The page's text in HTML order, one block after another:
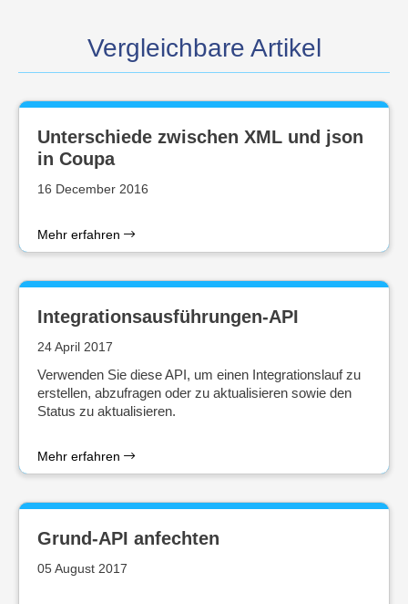
Vergleichbare Artikel
Unterschiede zwischen XML und json
in Coupa
16 December 2016
Mehr erfahren
Integrationsausführungen-API
24 April 2017
Verwenden Sie diese API, um einen Integrationslauf zu
erstellen, abzufragen oder zu aktualisieren sowie den
Status zu aktualisieren.
Mehr erfahren
Grund-API anfechten
05 August 2017